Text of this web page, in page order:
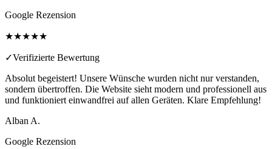
Google Rezension
★★★★★
✓Verifizierte Bewertung
Absolut begeistert! Unsere Wünsche wurden nicht nur verstanden,
sondern übertroffen. Die Website sieht modern und professionell aus
und funktioniert einwandfrei auf allen Geräten. Klare Empfehlung!
Alban A.
Google Rezension